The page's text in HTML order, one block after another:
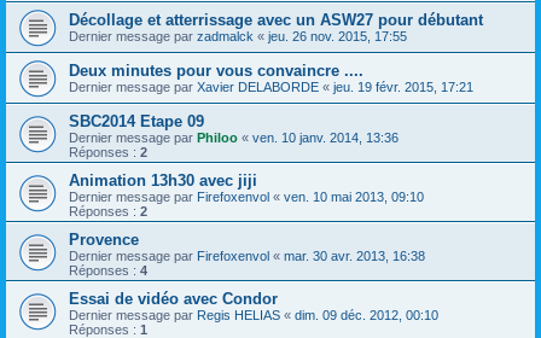
Décollage et atterrissage avec un ASW27 pour débutant
Dernier message par zadmalck « jeu. 26 nov. 2015, 17:55
Deux minutes pour vous convaincre ....
Dernier message par Xavier DELABORDE « jeu. 19 févr. 2015, 17:21
SBC2014 Etape 09
Dernier message par Philoo « ven. 10 janv. 2014, 13:36
Réponses : 2
Animation 13h30 avec jiji
Dernier message par Firefoxenvol « ven. 10 mai 2013, 09:10
Réponses : 2
Provence
Dernier message par Firefoxenvol « mar. 30 avr. 2013, 16:38
Réponses : 4
Essai de vidéo avec Condor
Dernier message par Regis HELIAS « dim. 09 déc. 2012, 00:10
Réponses : 1